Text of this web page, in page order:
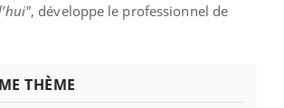
, développe le professionnel de
THÈME